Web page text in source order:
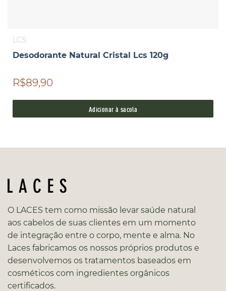
LCS
Desodorante Natural Cristal Lcs 120g
R$89,90
Adicionar à sacola
O LACES tem como missão levar saúde natural
aos cabelos de suas clientes em um momento
de integração entre o corpo, mente e alma. No
Laces fabricamos os nossos próprios produtos e
desenvolvemos os tratamentos baseados em
cosméticos com ingredientes orgânicos
certificados.